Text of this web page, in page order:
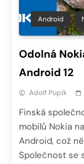
Android
Odolná
Android 12
Adolf Pupík
Finská
mobilů Nokia
Android, což
Společnost se